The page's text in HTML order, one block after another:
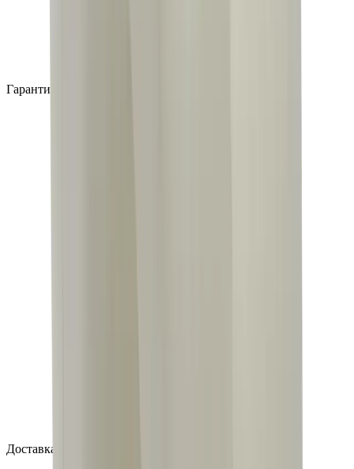
Гарантия производителя
Доставка по России — от 2 рабочих дней